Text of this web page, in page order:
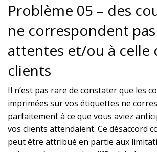
Problème 05 – des
ne correspondent
attentes et/ou à celle
clients
Il n’est pas rare de constater que les
imprimées sur vos étiquettes ne
parfaitement à ce que vous aviez
vos clients attendaient. Ce désaccord
peut être attribué en partie aux